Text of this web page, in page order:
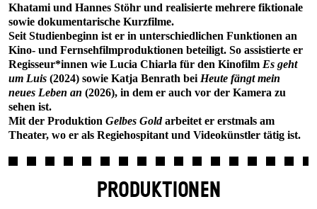
Khatami und Hannes Stöhr und realisierte mehrere fiktionale
sowie dokumentarische Kurzfilme.
Seit Studienbeginn ist er in unterschiedlichen Funktionen an
Kino- und Fernsehfilmproduktionen beteiligt. So assistierte er
Regisseur*innen wie Lucia Chiarla für den Kinofilm Es geht
um Luis (2024) sowie Katja Benrath bei Heute fängt mein
neues Leben an (2026), in dem er auch vor der Kamera zu
sehen ist.
Mit der Produktion Gelbes Goldarbeitet er erstmals am
Theater, wo er als Regiehospitant und Videokünstler tätig ist.
PRODUKTIONEN